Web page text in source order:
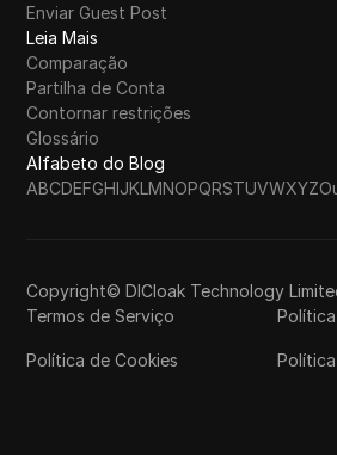
Enviar Guest Post
Leia Mais
Comparação
Partilha de Conta
Contornar restrições
Glossário
Alfabeto do Blog
ABCDEFGHIJKLMNOPQRSTUVWXYZ
Copyright© DICloak Technology
Termos de Serviço
Política de Cookies